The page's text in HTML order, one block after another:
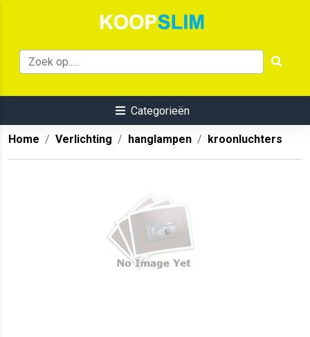
Categorieën
Home Verlichting hanglampen kroonluchters